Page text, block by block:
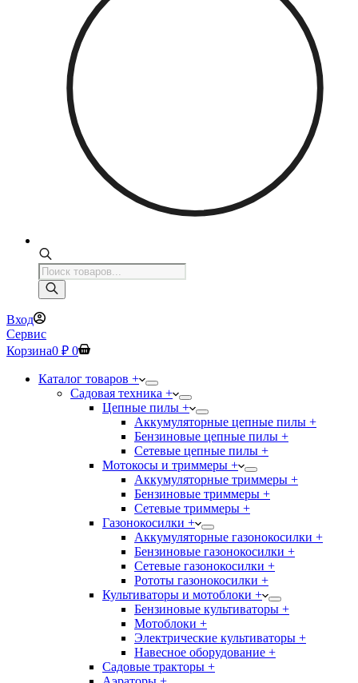
Поиск
товаров
Вход
Сервис
Корзина0 ₽ 0
Каталог товаров +
Садовая техника +
Цепные пилы +
Аккумуляторные цепные пилы +
Бензиновые цепные пилы +
Сетевые цепные пилы +
Мотокосы и триммеры +
Аккумуляторные триммеры +
Бензиновые триммеры +
Сетевые триммеры +
Газонокосилки +
Аккумуляторные газонокосилки +
Бензиновые газонокосилки +
Сетевые газонокосилки +
Рототы газонокосилки +
Культиваторы и мотоблоки +
Бензиновые культиваторы +
Мотоблоки +
Электрические культиваторы +
Навесное оборудование +
Садовые тракторы +